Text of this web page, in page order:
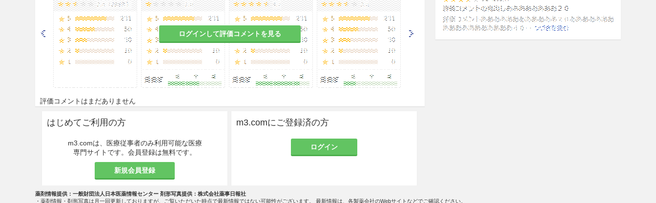
ダイオウの瀉下作用には個人差が認められるので、用法及び用量に注意するこ
と。
慎重投与
9.1 合併症・既往歴等のある患者
9.1.1 下痢、軟便のある患者
これらの症状が悪化するおそれがある。
9.1.2 胃腸の虚弱な患者
食欲不振、胃部不快感、悪心、嘔吐、腹痛、軟便、下痢等があらわれることがあ
る。
9.1.3 食欲不振、悪心、嘔吐のある患者
これらの症状が悪化するおそれがある。
ログインして評価コメントを見る
評価コメントはまだありません
はじめてご利用の方
m3.comは、医療従事者のみ利用可能な医療
専門サイトです。会員登録は無料です。
新規会員登録
m3.comにご登録済の方
ログイン
薬剤情報提供：一般財団法人日本医薬情報センター 剤形写真提供：株式会社薬事日報社
・薬剤情報・剤形写真は月一回更新しておりますが、ご覧いただいた時点で最新情報ではない可能性がございます。 最新情報は、各製薬会社のWebサイトなどでご確認ください。